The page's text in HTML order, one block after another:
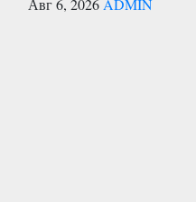
Авг 6, 2026 ADMIN